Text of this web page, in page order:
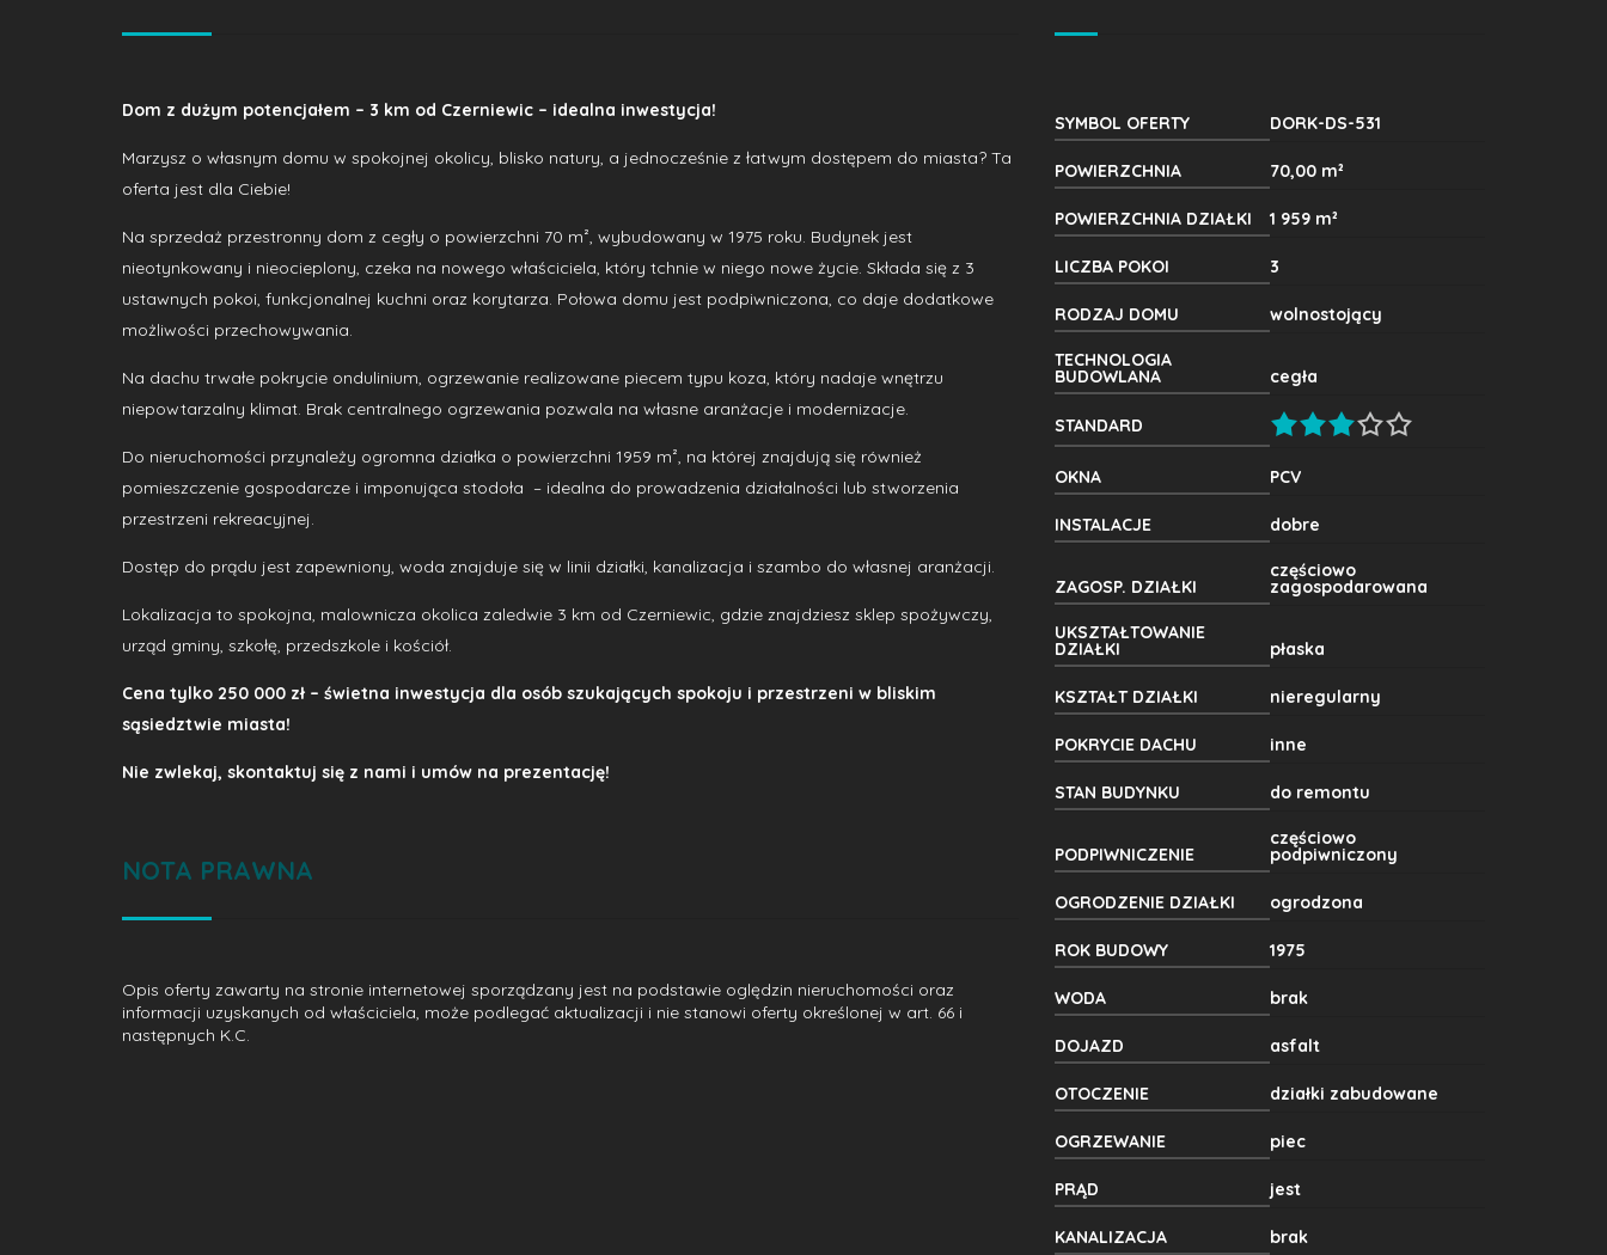
Dom z dużym potencjałem – 3 km od Czerniewic – idealna inwestycja!
Marzysz o własnym domu w spokojnej okolicy, blisko natury, a jednocześnie z łatwym dostępem do miasta? Ta
oferta jest dla Ciebie!
Na sprzedaż przestronny dom z cegły o powierzchni 70 m², wybudowany w 1975 roku. Budynek jest
nieotynkowany i nieocieplony, czeka na nowego właściciela, który tchnie w niego nowe życie. Składa się z 3
ustawnych pokoi, funkcjonalnej kuchni oraz korytarza. Połowa domu jest podpiwniczona, co daje dodatkowe
możliwości przechowywania.
Na dachu trwałe pokrycie ondulinium, ogrzewanie realizowane piecem typu koza, który nadaje wnętrzu
niepowtarzalny klimat. Brak centralnego ogrzewania pozwala na własne aranżacje i modernizacje.
Do nieruchomości przynależy ogromna działka o powierzchni 1959 m², na której znajdują się również
pomieszczenie gospodarcze i imponująca stodoła – idealna do prowadzenia działalności lub stworzenia
przestrzeni rekreacyjnej.
Dostęp do prądu jest zapewniony, woda znajduje się w linii działki, kanalizacja i szambo do własnej aranżacji.
Lokalizacja to spokojna, malownicza okolica zaledwie 3 km od Czerniewic, gdzie znajdziesz sklep spożywczy,
urząd gminy, szkołę, przedszkole i kościół.
Cena tylko 250 000 zł – świetna inwestycja dla osób szukających spokoju i przestrzeni w bliskim
sąsiedztwie miasta!
Nie zwlekaj, skontaktuj się z nami i umów na prezentację!
NOTA PRAWNA
Opis oferty zawarty na stronie internetowej sporządzany jest na podstawie oględzin nieruchomości oraz
informacji uzyskanych od właściciela, może podlegać aktualizacji i nie stanowi oferty określonej w art. 66 i
następnych K.C.
SYMBOL OFERTY DORK-DS-531
POWIERZCHNIA 70,00 m²
POWIERZCHNIA DZIAŁKI 1 959 m²
LICZBA POKOI 3
RODZAJ DOMU wolnostojący
TECHNOLOGIA
BUDOWLANA cegła
STANDARD
OKNA PCV
INSTALACJE dobre
ZAGOSP. DZIAŁKI
częściowo
zagospodarowana
UKSZTAŁTOWANIE
DZIAŁKI płaska
KSZTAŁT DZIAŁKI nieregularny
POKRYCIE DACHU inne
STAN BUDYNKU do remontu
PODPIWNICZENIE
częściowo
podpiwniczony
OGRODZENIE DZIAŁKI ogrodzona
ROK BUDOWY 1975
WODA brak
DOJAZD asfalt
OTOCZENIE działki zabudowane
OGRZEWANIE piec
PRĄD jest
KANALIZACJA brak